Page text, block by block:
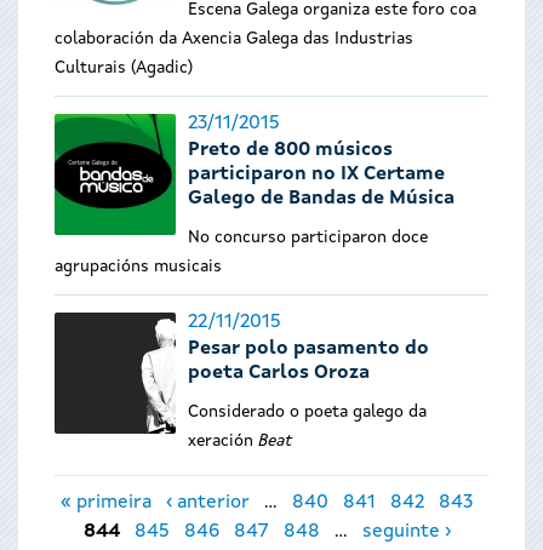
Escena Galega organiza este foro coa
colaboración da Axencia Galega das Industrias
Culturais (Agadic)
23/11/2015
Preto de 800 músicos
participaron no IX Certame
Galego de Bandas de Música
No concurso participaron doce
agrupacións musicais
22/11/2015
Pesar polo pasamento do
poeta Carlos Oroza
Considerado o poeta galego da
xeración Beat
Páxinas
« primeira ‹ anterior … 840 841 842
843
844
845 846 847 848 …
seguinte ›